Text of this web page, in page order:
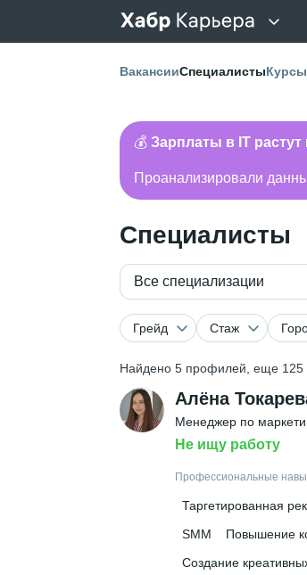
ВакансииСпециалисты
💰 Зарплаты в IT
Проанализировали
Специалисты
Все специализации
Грейд Стаж
Найдено 5 профилей, еще 125
Алёна
Менеджер по
Не ищу работу
Профессиональные
Таргетированная
SMM
Повышение
Создание